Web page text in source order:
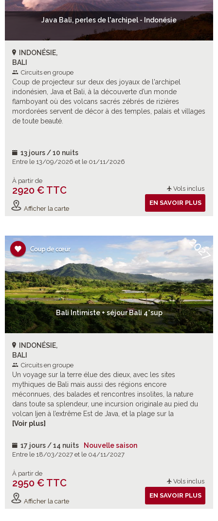
Java Bali, perles de l'archipel - Indonésie
INDONÉSIE,
BALI
Circuits en groupe
Coup de projecteur sur deux des joyaux de l'archipel
indonésien, Java et Bali, à la découverte d’un monde
flamboyant où des volcans sacrés zébrés de rizières
mordorées servent de décor à des temples, palais et villages
de toute beauté.
13 jours / 10 nuits
Entre le 13/09/2026 et le 01/11/2026
À partir de
2920 € TTC Vols inclus
Afficher la carte
EN SAVOIR PLUS
Bali Intimiste + séjour Bali 4*sup
INDONÉSIE,
BALI
Circuits en groupe
Un voyage sur la terre élue des dieux, avec les sites
mythiques de Bali mais aussi des régions encore
méconnues, des balades et rencontres insolites, la nature
dans toute sa splendeur, une incursion originale au pied du
volcan Ijen à l’extrême Est de Java, et la plage sur la
presqu’île de Benoa.
[Voir plus]
17 jours / 14 nuits Nouvelle saison
Entre le 18/03/2027 et le 04/11/2027
À partir de
2950 € TTC Vols inclus
Afficher la carte
EN SAVOIR PLUS
2027